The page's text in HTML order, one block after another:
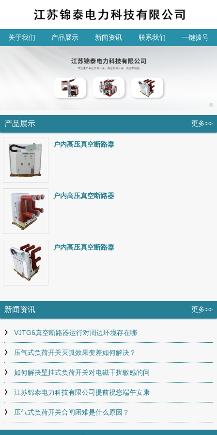
关于我们 产品展示 新闻资讯 联系我们 一键拨号
产品展示 更多>>
户内高压真空断路器
户内高压真空断路器
户内高压真空断路器
新闻资讯 更多>>
VJTG6真空断路器运行对周边环境存在哪
压气式负荷开关灭弧效果变差如何解决？
如何解决壁挂式负荷开关对电磁干扰敏感的问
江苏锦泰电力科技有限公司提前祝您端午安康
压气式负荷开关合闸困难是什么原因？